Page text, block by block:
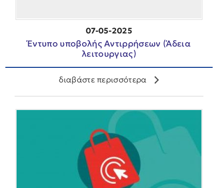
07-05-2025
Έντυπο υποβολής Αντιρρήσεων (Άδεια
λειτουργιας)
διαβάστε περισσότερα